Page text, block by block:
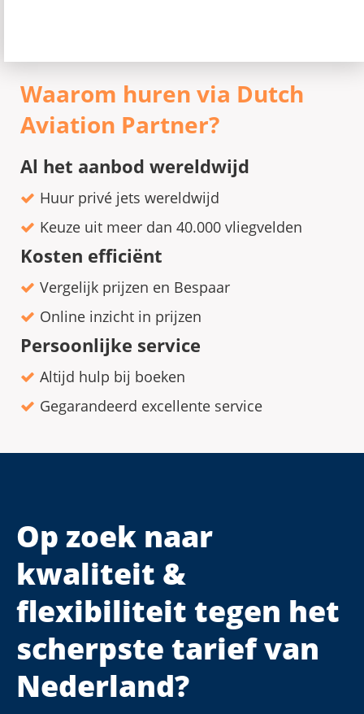
Waarom huren via Dutch
Aviation Partner?
Al het aanbod wereldwijd
Huur privé jets wereldwijd
Keuze uit meer dan 40.000 vliegvelden
Kosten efficiënt
Vergelijk prijzen en Bespaar
Online inzicht in prijzen
Persoonlijke service
Altijd hulp bij boeken
Gegarandeerd excellente service
Op zoek naar
kwaliteit &
flexibiliteit tegen het
scherpste tarief van
Nederland?